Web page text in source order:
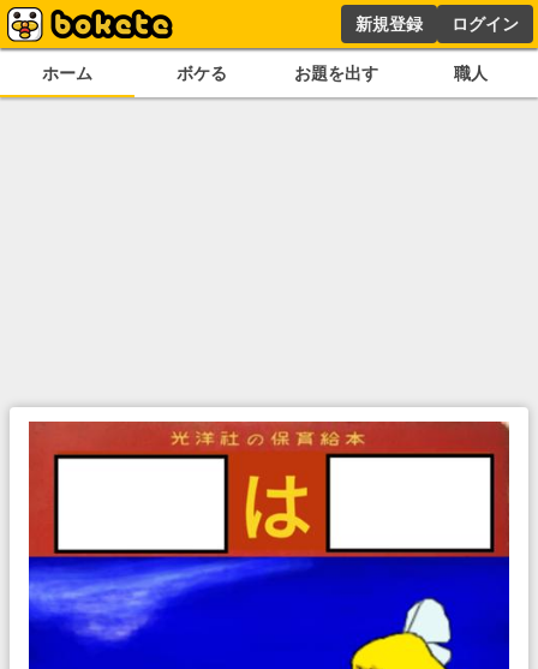
新規登録 ログイン
ホーム ボケる お題を出す 職人